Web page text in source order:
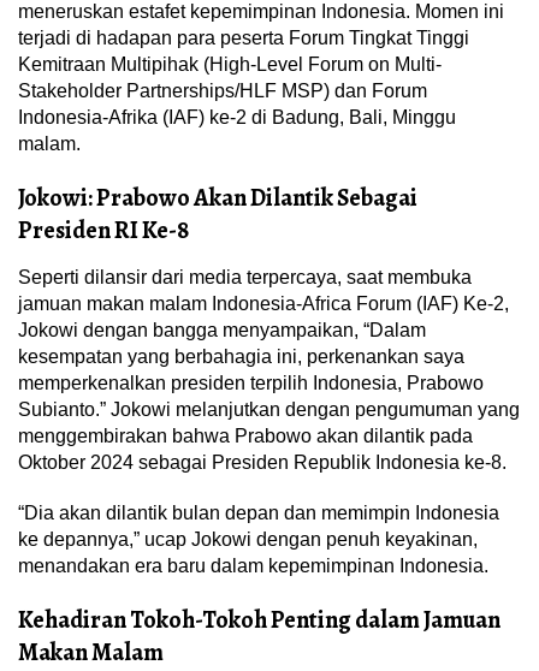
meneruskan estafet kepemimpinan Indonesia. Momen ini
terjadi di hadapan para peserta Forum Tingkat Tinggi
Kemitraan Multipihak (High-Level Forum on Multi-
Stakeholder Partnerships/HLF MSP) dan Forum
Indonesia-Afrika (IAF) ke-2 di Badung, Bali, Minggu
malam.
Jokowi: Prabowo Akan Dilantik Sebagai
Presiden RI Ke-8
Seperti dilansir dari media terpercaya, saat membuka
jamuan makan malam Indonesia-Africa Forum (IAF) Ke-2,
Jokowi dengan bangga menyampaikan, “Dalam
kesempatan yang berbahagia ini, perkenankan saya
memperkenalkan presiden terpilih Indonesia, Prabowo
Subianto.” Jokowi melanjutkan dengan pengumuman yang
menggembirakan bahwa Prabowo akan dilantik pada
Oktober 2024 sebagai Presiden Republik Indonesia ke-8.
“Dia akan dilantik bulan depan dan memimpin Indonesia
ke depannya,” ucap Jokowi dengan penuh keyakinan,
menandakan era baru dalam kepemimpinan Indonesia.
Kehadiran Tokoh-Tokoh Penting dalam Jamuan
Makan Malam